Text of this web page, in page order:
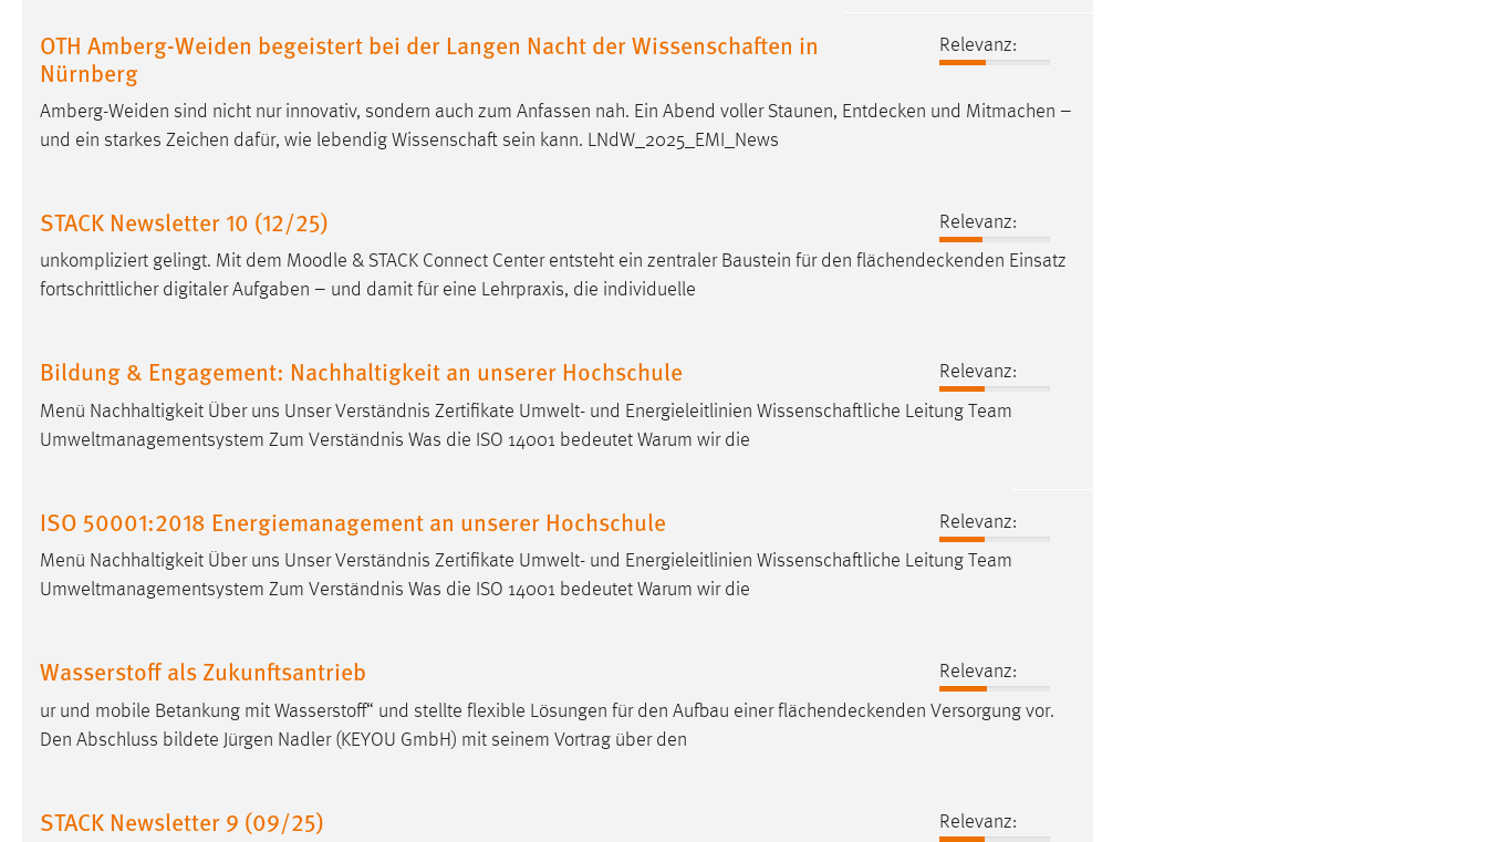
OTH Amberg-Weiden begeistert bei der Langen Nacht der Wissenschaften in
Nürnberg
Relevanz:
Amberg-Weiden sind nicht nur innovativ, sondern auch zum Anfassen nah. Ein Abend voller Staunen, Entdecken und Mitmachen –
und ein starkes Zeichen dafür, wie lebendig Wissenschaft sein kann. LNdW_2025_EMI_News
STACK Newsletter 10 (12/25)
Relevanz:
unkompliziert gelingt. Mit dem Moodle & STACK Connect Center entsteht ein zentraler Baustein für den flächendeckenden Einsatz
fortschrittlicher digitaler Aufgaben – und damit für eine Lehrpraxis, die individuelle
Bildung & Engagement: Nachhaltigkeit an unserer Hochschule
Relevanz:
Menü Nachhaltigkeit Über uns Unser Verständnis Zertifikate Umwelt- und Energieleitlinien Wissenschaftliche Leitung Team
Umweltmanagementsystem Zum Verständnis Was die ISO 14001 bedeutet Warum wir die
ISO 50001:2018 Energiemanagement an unserer Hochschule
Relevanz:
Menü Nachhaltigkeit Über uns Unser Verständnis Zertifikate Umwelt- und Energieleitlinien Wissenschaftliche Leitung Team
Umweltmanagementsystem Zum Verständnis Was die ISO 14001 bedeutet Warum wir die
Wasserstoff als Zukunftsantrieb
Relevanz:
ur und mobile Betankung mit Wasserstoff“ und stellte flexible Lösungen für den Aufbau einerflächendeckenden Versorgung vor.
Den Abschluss bildete Jürgen Nadler (KEYOU GmbH) mit seinem Vortrag über den
STACK Newsletter 9 (09/25)
Relevanz:
Marketing Cookies werden von Drittanbietern
verwendet, um personalisierte Werbung anzuzeigen.
Sie tun dies, indem sie Besucher über Websites
hinweg verfolgen.
Name: _gcl_au
Anbieter: Google Ireland Limited
Cookie Laufzeit:
Facebook Pixel
Anbieter: Facebook
Zweck: Conversion-Tracking
Cookie Laufzeit: 3 Monate
EXTERNE MEDIEN
Um Inhalte von Videoplattformen und Social Media
Plattformen anzeigen zu können, werden von diesen
YouTube